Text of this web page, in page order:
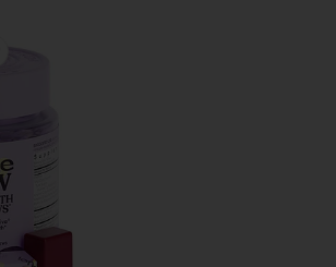
БАД GROW HAIR GROWTH SOFT CHEWS